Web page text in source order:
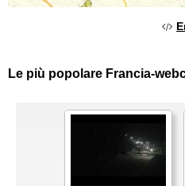
Le più popolare Francia-